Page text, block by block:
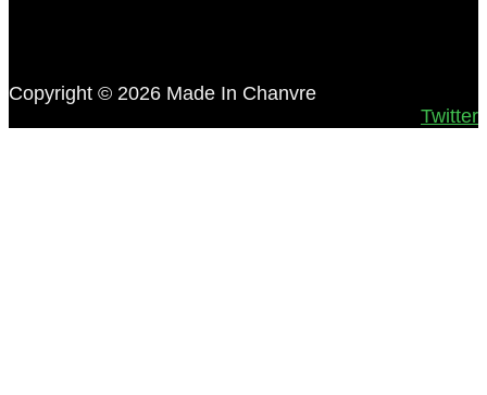
Copyright © 2026 Made In Chanvre
Twitter